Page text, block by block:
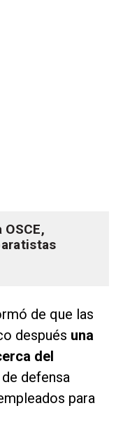
de que las
después una
del
defensa
para